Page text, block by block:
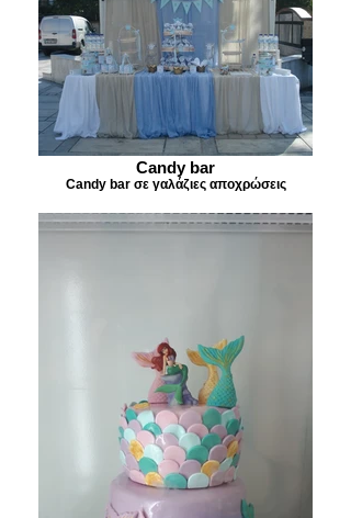
Candy bar
Candy bar σε γαλάζιες αποχρώσεις